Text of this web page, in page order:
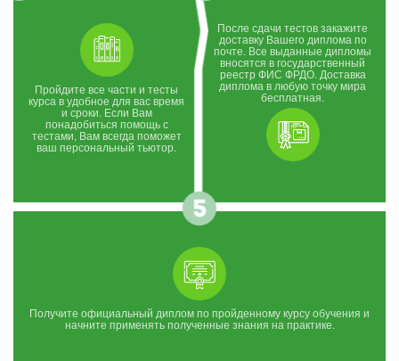
Пройдите все части и тесты
курса в удобное для вас время
и сроки. Если Вам
понадобиться помощь с
тестами, Вам всегда поможет
ваш персональный тьютор.
После сдачи тестов закажите
доставку Вашего диплома по
почте. Все выданные дипломы
вносятся в государственный
реестр ФИС ФРДО. Доставка
диплома в любую точку мира
бесплатная.
Получите официальный диплом по пройденному курсу обучения и
начните применять полученные знания на практике.